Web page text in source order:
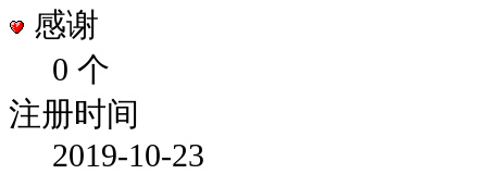
感谢
0 个
注册时间
2019-10-23